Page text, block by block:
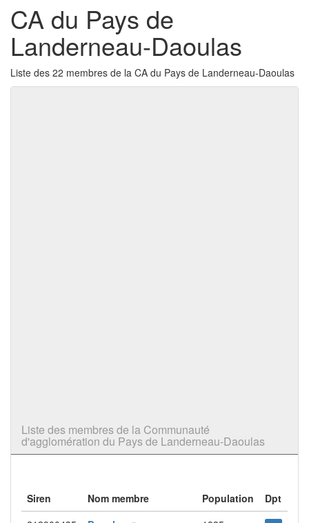
CA du Pays de
Landerneau-Daoulas
Liste des 22 membres de la CA du Pays de Landerneau-Daoulas
Liste des membres de la Communauté
d'agglomération du Pays de Landerneau-Daoulas
Siren Nom membre Population
Dpt